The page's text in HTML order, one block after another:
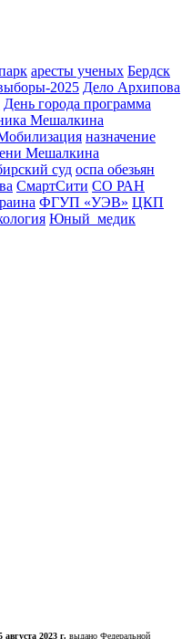
аресты ученых Бердск
2025 Дело Архипова
День города программа
Мешалкина
назначение
Мешалкина
суд оспа обезьян
СмартСити СО РАН
ФГУП «УЭВ» ЦКП
Юный_медик
2023 г. выдано Федеральной